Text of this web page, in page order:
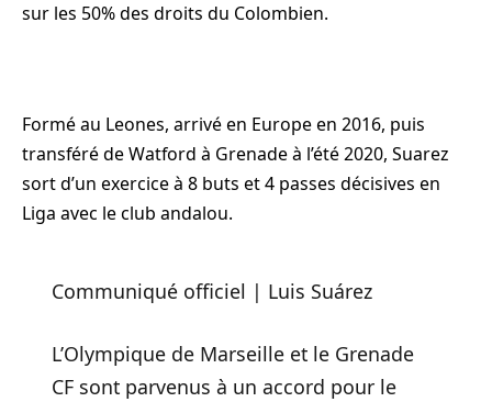
sur les 50% des droits du Colombien.
Formé au Leones, arrivé en Europe en 2016, puis
transféré de Watford à Grenade à l’été 2020, Suarez
sort d’un exercice à 8 buts et 4 passes décisives en
Liga avec le club andalou.
Communiqué officiel | Luis Suárez
L’Olympique de Marseille et le Grenade
CF sont parvenus à un accord pour le